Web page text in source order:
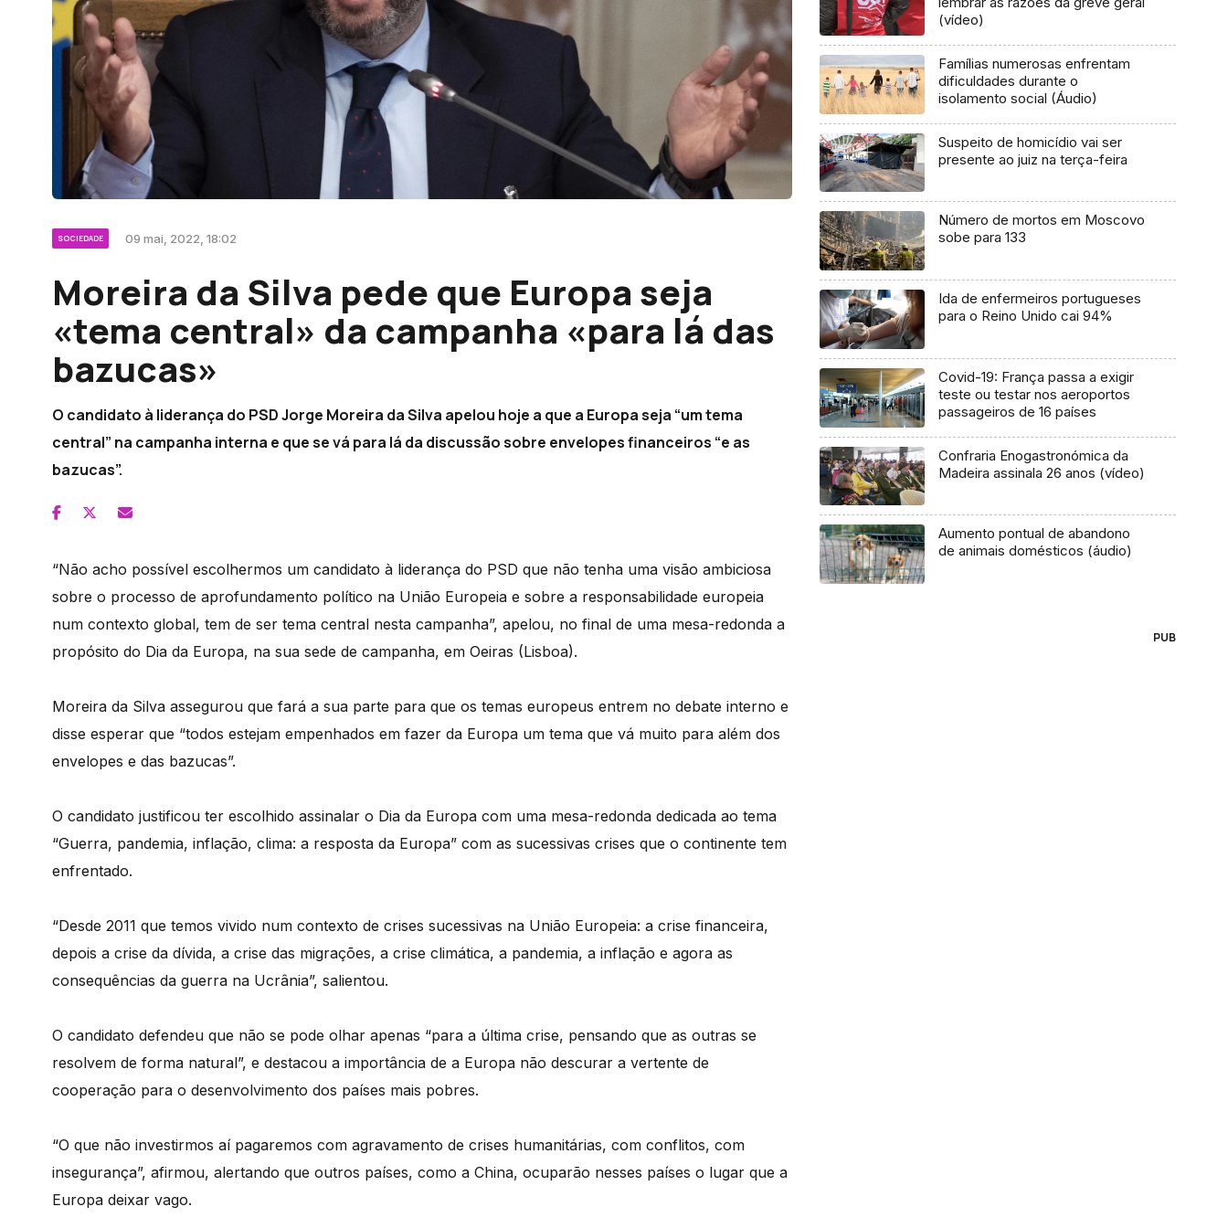
SOCIEDADE 09 mai, 2022, 18:02
Moreira da Silva pede que Europa seja
«tema central» da campanha «para lá das
bazucas»
O candidato à liderança do PSD Jorge Moreira da Silva apelou hoje a que a Europa seja “um tema
central” na campanha interna e que se vá para lá da discussão sobre envelopes financeiros “e as
bazucas”.
“Não acho possível escolhermos um candidato à liderança do PSD que não tenha uma visão ambiciosa
sobre o processo de aprofundamento político na União Europeia e sobre a responsabilidade europeia
num contexto global, tem de ser tema central nesta campanha”, apelou, no final de uma mesa-redonda a
propósito do Dia da Europa, na sua sede de campanha, em Oeiras (Lisboa).
Moreira da Silva assegurou que fará a sua parte para que os temas europeus entrem no debate interno e
disse esperar que “todos estejam empenhados em fazer da Europa um tema que vá muito para além dos
envelopes e das bazucas”.
O candidato justificou ter escolhido assinalar o Dia da Europa com uma mesa-redonda dedicada ao tema
“Guerra, pandemia, inflação, clima: a resposta da Europa” com as sucessivas crises que o continente tem
enfrentado.
“Desde 2011 que temos vivido num contexto de crises sucessivas na União Europeia: a crise financeira,
depois a crise da dívida, a crise das migrações, a crise climática, a pandemia, a inflação e agora as
consequências da guerra na Ucrânia”, salientou.
O candidato defendeu que não se pode olhar apenas “para a última crise, pensando que as outras se
resolvem de forma natural”, e destacou a importância de a Europa não descurar a vertente de
cooperação para o desenvolvimento dos países mais pobres.
“O que não investirmos aí pagaremos com agravamento de crises humanitárias, com conflitos, com
insegurança”, afirmou, alertando que outros países, como a China, ocuparão nesses países o lugar que a
Europa deixar vago.
(vídeo)
Famílias numerosas enfrentam
dificuldades durante o
isolamento social (Áudio)
Suspeito de homicídio vai ser
presente ao juiz na terça-feira
Número de mortos em Moscovo
sobe para 133
Ida de enfermeiros portugueses
para o Reino Unido cai 94%
Covid-19: França passa a exigir
teste ou testar nos aeroportos
passageiros de 16 países
Confraria Enogastronómica da
Madeira assinala 26 anos (vídeo)
Aumento pontual de abandono
de animais domésticos (áudio)
PUB